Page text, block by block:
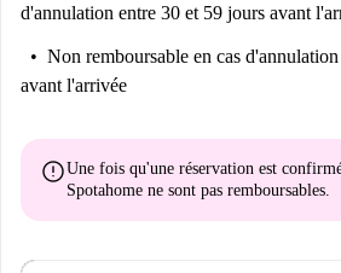
d'annulation entre 30 et 59 jours avant
Non remboursable en cas
avant l'arrivée
errorUne fois qu'une réservation est
Spotahome ne sont pas remboursables.